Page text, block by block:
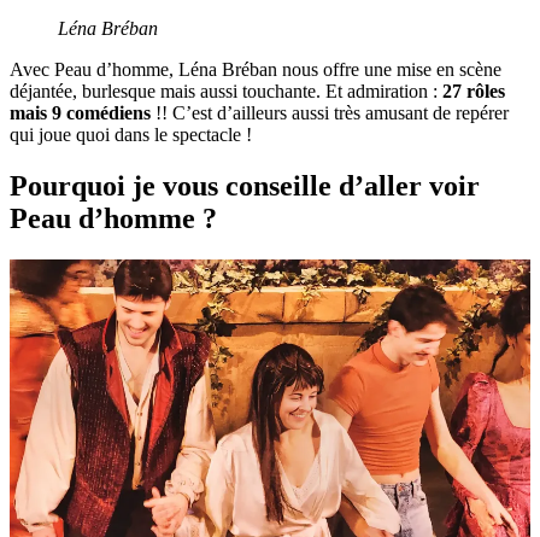
Léna Bréban
Avec Peau d’homme, Léna Bréban nous offre une mise en scène
déjantée, burlesque mais aussi touchante. Et admiration : 27 rôles
mais 9 comédiens !! C’est d’ailleurs aussi très amusant de repérer
qui joue quoi dans le spectacle !
Pourquoi je vous conseille d’aller voir
Peau d’homme ?